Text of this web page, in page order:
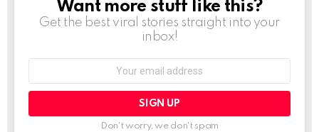
NEWSLETTER
Want more stuff like this?
Get the best viral stories straight into your
inbox!
Don't worry, we don't spam